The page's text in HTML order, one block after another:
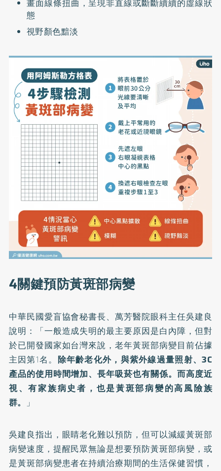
畫面線條扭曲，呈現非直線或斷斷續續的虛線狀
態
視野顏色黯淡
4關鍵預防黃斑部病變
中華民國愛盲協會秘書長、萬芳醫院眼科主任吳建良
說明：「一般造成失明的最主要原因是白內障，但對
於已開發國家如台灣來說，老年黃斑部病變目前佔據
主因第1名。 除年齡老化外，與紫外線過量照射、3C
產品的使用時間增加、長年吸菸也有關係。而高度近
視、有家族病史者，也是黃斑部病變的高風險族
群。
」
吳建良指出，眼睛老化難以預防，但可以減緩黃斑部
病變速度，提醒民眾無論是想要預防黃斑部病變，或
是黃斑部病變患者在持續治療期間的生活保健習慣，